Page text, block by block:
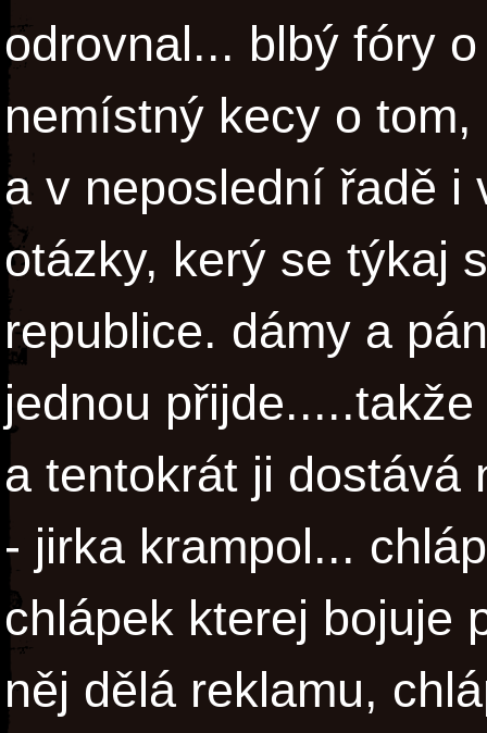
odrovnal... blbý fóry
nemístný kecy o
a v neposlední řadě i
otázky, kerý se týkaj
republice. dámy a
jednou
a tentokrát ji dostává
- jirka krampol...
chlápek kterej bojuje
něj dělá reklamu,